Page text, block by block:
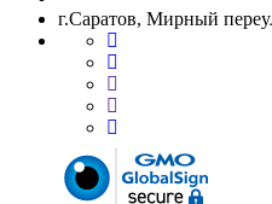
г.Саратов, Мирный